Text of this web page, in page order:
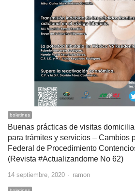
boletines
Buenas prácticas de visitas
para trámites y servicios – Cambios
Federal de Procedimiento
(Revista #Actualizandome No 62)
14 septiembre, 2020 Author
ramon